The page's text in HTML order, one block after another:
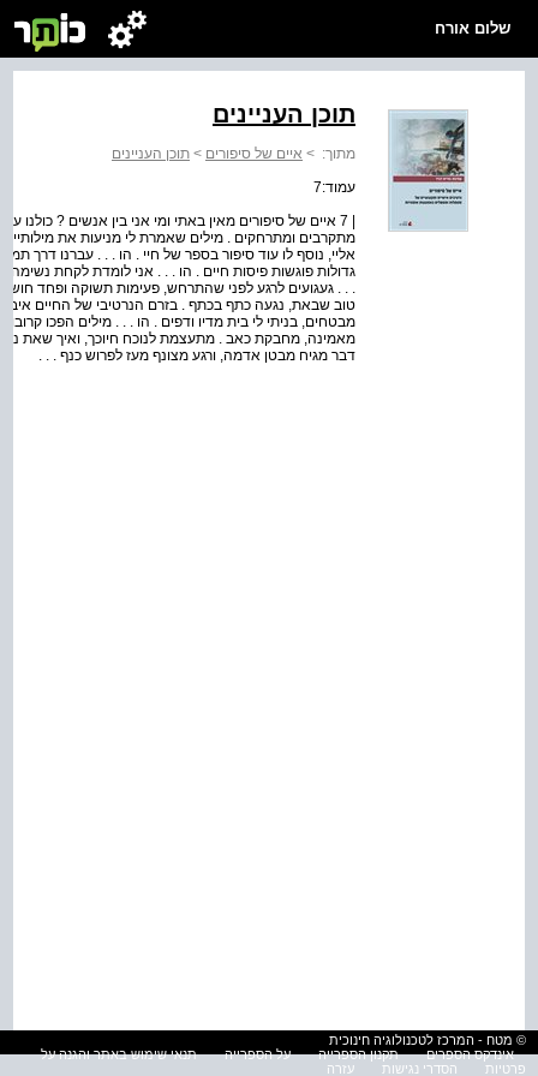
שלום אורח
תוכן העניינים
מתוך: > איים של סיפורים > תוכן העניינים
עמוד:7
| 7 איים של סיפורים מאין באתי ומי אני בין אנשים ? כולנו
מתקרבים ומתרחקים . מילים שאמרת לי מניעות את
אליי, נוסף לו עוד סיפור בספר של חיי . הו . . . עברנו דרך
גדולות פוגשות פיסות חיים . הו . . . אני לומדת לקחת
. . . געגועים לרגע לפני שהתרחש, פעימות תשוקה ופחד
טוב שבאת, נגעה כתף בכתף . בזרם הנרטיבי של החיים
מבטחים, בניתי לי בית מדיו ודפים . הו . . . מילים הפכו
מאמינה, מחבקת כאב . מתעצמת לנוכח חיוכך, ואיך שאת
דבר מגיח מבטן אדמה, ורגע מצונף מעז לפרוש כנף . . .
© מטח - המרכז לטכנולוגיה חינוכית
אינדקס הספרים
תקנון הספרייה על הספרייה
תנאי שימוש באתר והגנה על
פרטיות
הסדרי נגישות עזרה